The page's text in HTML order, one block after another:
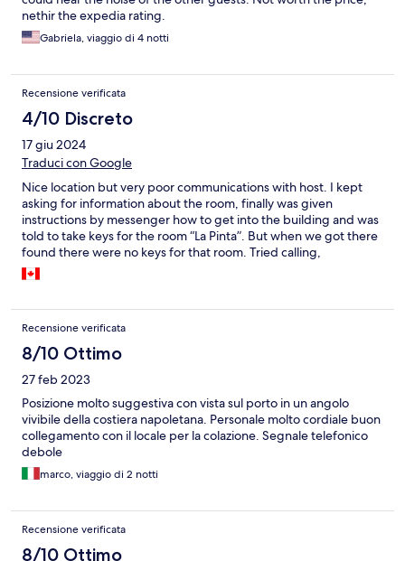
nethir the expedia rating.
Gabriela, viaggio di 4 notti
Recensione verificata
4/10 Discreto
17 giu 2024
Traduci con Google
Nice location but very poor communications with host. I kept
asking for information about the room, finally was given
instructions by messenger how to get into the building and was
told to take keys for the room “La Pinta”. But when we got there
found there were no keys for that room. Tried calling,
messaging with no response. After an hour or so, met another
couple and they said they had been given the keys to “La Pinta”.
message host but with no response ever. Definitely the worst
“service” I have had.
Recensione verificata
8/10 Ottimo
27 feb 2023
Posizione molto suggestiva con vista sul porto in un angolo
vivibile della costiera napoletana. Personale molto cordiale buon
collegamento con il locale per la colazione. Segnale telefonico
debole
marco, viaggio di 2 notti
Recensione verificata
8/10 Ottimo